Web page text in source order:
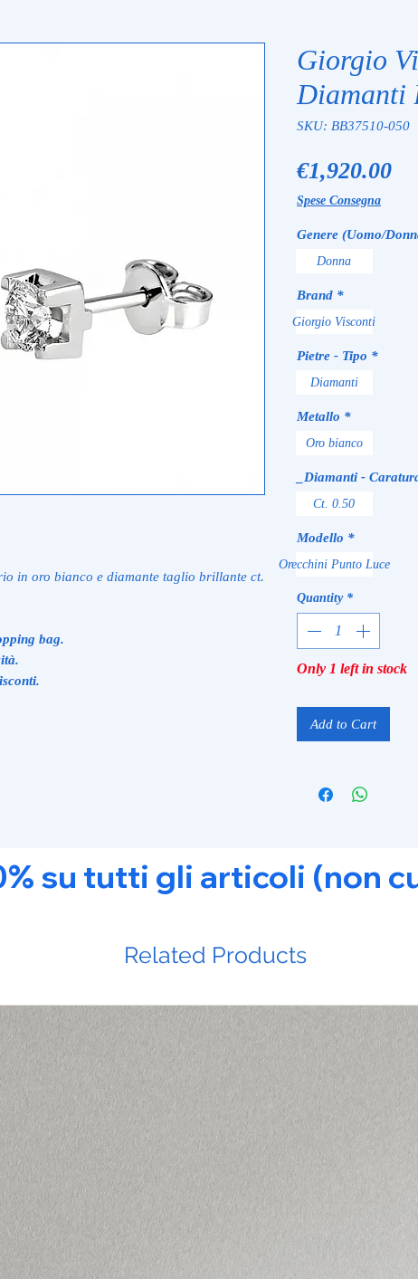
in oro bianco e diamante taglio brillante ct.
bag.
Giorgio
Diamanti
SKU: BB37510-050
€1,920.00
Spese Consegna
Genere (Uomo/
Donna
Brand *
Giorgio Visconti
Pietre - Tipo *
Diamanti
Metallo *
Oro bianco
_Diamanti -
Ct. 0.50
Modello *
Orecchini Punto Luce
Quantity *
Only 1 left in stock
Add to Cart
su tutti gli articoli (non
Related Products